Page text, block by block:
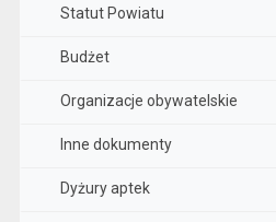
Statut Powiatu
Budżet
Organizacje obywatelskie
Inne dokumenty
Dyżury aptek